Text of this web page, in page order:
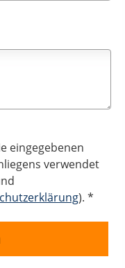
eingegebenen
verwendet
). *